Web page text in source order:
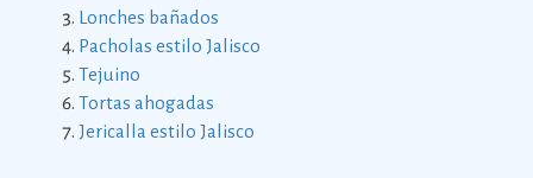
Lonches bañados
Pacholas estilo Jalisco
Tejuino
Tortas ahogadas
Jericalla estilo Jalisco